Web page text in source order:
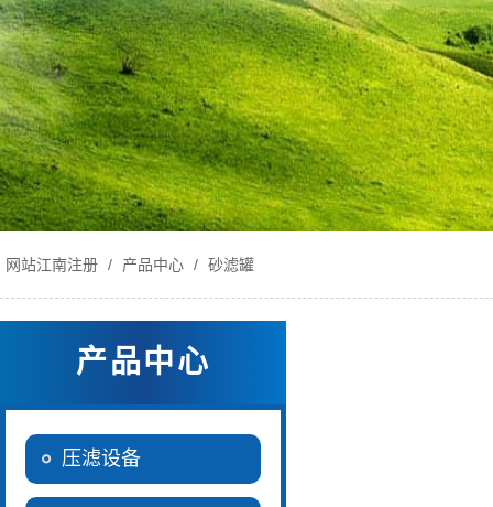
网站江南注册 / 产品中心 / 砂滤罐
产品中心
压滤设备